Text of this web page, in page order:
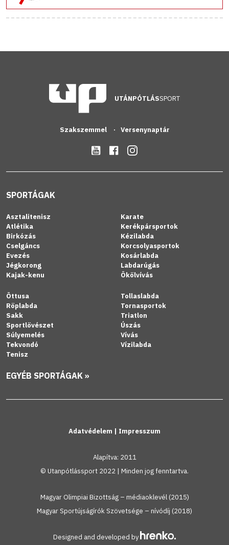
UTÁNPÓTLÁSSPORT
Szakszemmel Versenynaptár
SPORTÁGAK
Asztalitenisz
Atlétika
Birkózás
Cselgáncs
Evezés
Jégkorong
Kajak-kenu
Karate
Kerékpársportok
Kézilabda
Korcsolyasportok
Kosárlabda
Labdarúgás
Ökölvívás
Öttusa
Röplabda
Sakk
Sportlövészet
Súlyemelés
Tekvondó
Tenisz
Tollaslabda
Tornasportok
Triatlon
Úszás
Vívás
Vízilabda
EGYÉB SPORTÁGAK »
Adatvédelem | Impresszum
Alapítva: 2011
© Utanpótlássport 2022 | Minden jog fenntartva.
Magyar Olimpiai Bizottság – médiaoklevél (2015)
Magyar Sportújságírók Szövetsége – nívódíj (2018)
Designed and developed by